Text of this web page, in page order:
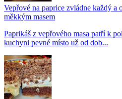
Vepřové na paprice zvládne každý a
měkkým masem
Paprikáš z vepřového masa patří k
kuchyni pevné místo už od dob...